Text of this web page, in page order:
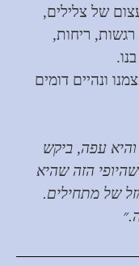
של צלילים,
רגשות, ריחות,
ונהיים דומים
עפה, ביקש
הזה שהיא
של מתחילים.